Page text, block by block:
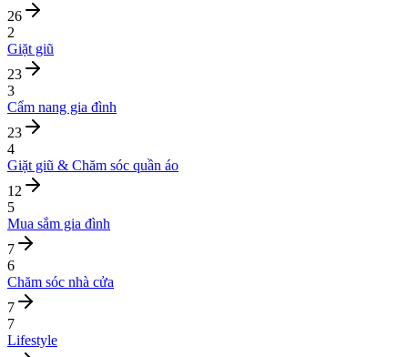
26
2
Giặt giũ
23
3
Cẩm nang gia đình
23
4
Giặt giũ & Chăm sóc quần áo
12
5
Mua sắm gia đình
7
6
Chăm sóc nhà cửa
7
7
Lifestyle